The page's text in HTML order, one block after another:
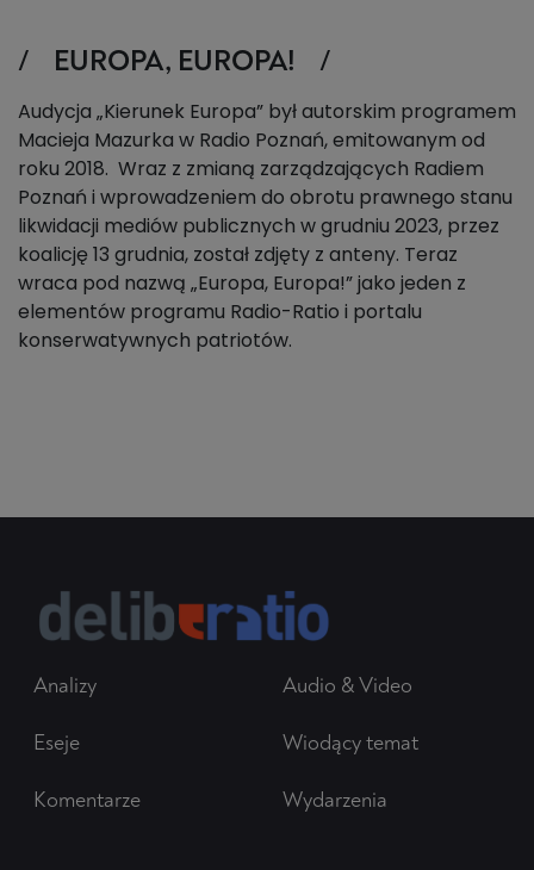
EUROPA, EUROPA!
Audycja „Kierunek Europa” był autorskim programem
Macieja Mazurka w Radio Poznań, emitowanym od
roku 2018. Wraz z zmianą zarządzających Radiem
Poznań i wprowadzeniem do obrotu prawnego stanu
likwidacji mediów publicznych w grudniu 2023, przez
koalicję 13 grudnia, został zdjęty z anteny. Teraz
wraca pod nazwą „Europa, Europa!” jako jeden z
elementów programu Radio-Ratio i portalu
konserwatywnych patriotów.
Analizy
Eseje
Komentarze
Audio & Video
Wiodący temat
Wydarzenia